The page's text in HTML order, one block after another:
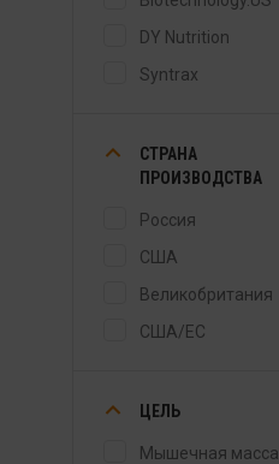
DY Nutrition
Syntrax
СТРАНА
ПРОИЗВОДСТВА
Россия
США
Великобритания
США/ЕС
ЦЕЛЬ
Мышечная масса